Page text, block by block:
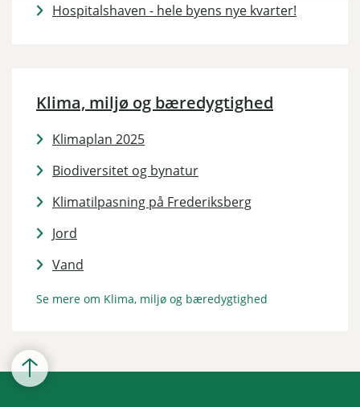
Hospitalshaven - hele byens nye kvarter!
Klima, miljø og bæredygtighed
Klimaplan 2025
Biodiversitet og bynatur
Klimatilpasning på Frederiksberg
Jord
Vand
Se mere om Klima, miljø og bæredygtighed